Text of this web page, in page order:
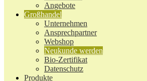
Angebote
Großhandel
Unternehmen
Ansprechpartner
Webshop
Neukunde werden
Bio-Zertifikat
Datenschutz
Produkte